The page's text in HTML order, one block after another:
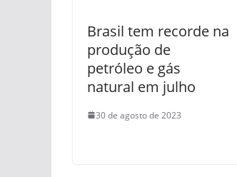
Brasil tem recorde na
produção de
petróleo e gás
natural em julho
30 de agosto de 2023